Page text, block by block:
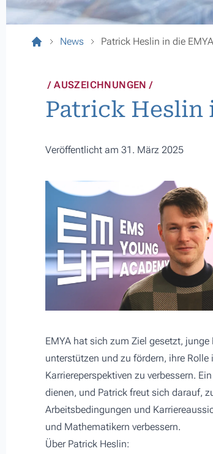
News Patrick Heslin in die
AUSZEICHNUNGEN
Patrick Heslin
Veröffentlicht am 31. März 2025
EMYA hat sich zum Ziel gesetzt,
unterstützen und zu fördern, ihre
Karriereperspektiven zu verbessern.
dienen, und Patrick freut sich darauf,
Arbeitsbedingungen und
und Mathematikern verbessern.
Über Patrick Heslin: